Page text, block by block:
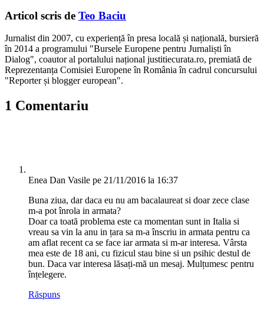
Articol scris de Teo Baciu
Jurnalist din 2007, cu experiență în presa locală și națională, bursieră
în 2014 a programului "Bursele Europene pentru Jurnaliști în
Dialog", coautor al portalului național justitiecurata.ro, premiată de
Reprezentanța Comisiei Europene în România în cadrul concursului
"Reporter și blogger european".
1 Comentariu
Enea Dan Vasile pe 21/11/2016 la 16:37
Buna ziua, dar daca eu nu am bacalaureat si doar zece clase
m-a pot înrola in armata?
Doar ca toată problema este ca momentan sunt in Italia si
vreau sa vin la anu in țara sa m-a înscriu in armata pentru ca
am aflat recent ca se face iar armata si m-ar interesa. Vârsta
mea este de 18 ani, cu fizicul stau bine si un psihic destul de
bun. Daca var interesa lăsați-mă un mesaj. Mulțumesc pentru
înțelegere.
Răspuns